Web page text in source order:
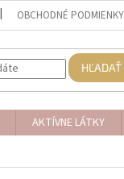
OBCHODNÉ PODMIENKY
HĽADAŤ
AKTÍVNE LÁTKY